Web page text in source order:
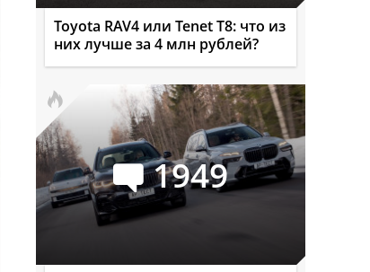
Toyota RAV4 или Tenet T8: что из
них лучше за 4 млн рублей?
1949